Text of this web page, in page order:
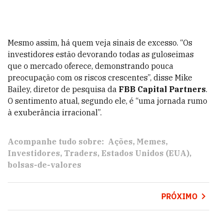
Mesmo assim, há quem veja sinais de excesso. “Os
investidores estão devorando todas as guloseimas
que o mercado oferece, demonstrando pouca
preocupação com os riscos crescentes”, disse Mike
Bailey, diretor de pesquisa da FBB Capital Partners.
O sentimento atual, segundo ele, é “uma jornada rumo
à exuberância irracional”.
Acompanhe tudo sobre: Ações Memes
Investidores Traders Estados Unidos (EUA)
bolsas-de-valores
PRÓXIMO